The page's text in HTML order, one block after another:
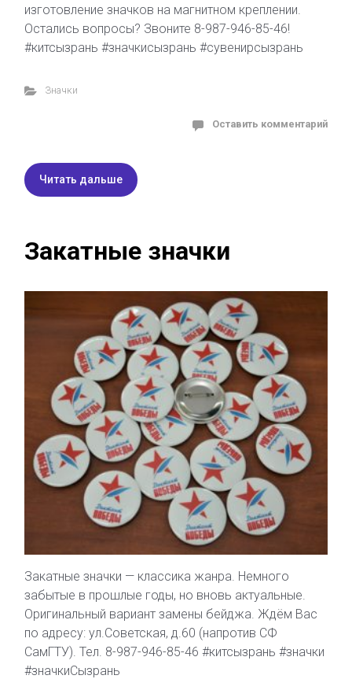
изготовление значков на магнитном креплении.
Остались вопросы? Звоните 8-987-946-85-46!
#китсызрань #значкисызрань #сувенирсызрань
Значки
Оставить комментарий
Читать дальше
Закатные значки
Закатные значки — классика жанра. Немного
забытые в прошлые годы, но вновь актуальные.
Оригинальный вариант замены бейджа. Ждём Вас
по адресу: ул.Советская, д.60 (напротив СФ
СамГТУ). Тел. 8-987-946-85-46 #китсызрань #значки
#значкиСызрань